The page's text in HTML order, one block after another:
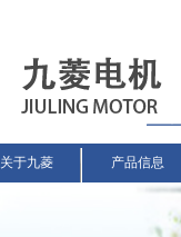
关于九菱 产品信息